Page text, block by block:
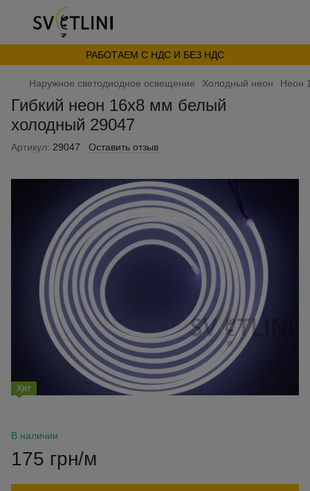
РАБОТАЕМ С НДС И БЕЗ НДС
Наружное светодиодное освещение Холодный неон Неон
Гибкий неон 16х8 мм белый
холодный 29047
Артикул: 29047 Оставить отзыв
Хит
В наличии
175 грн/м